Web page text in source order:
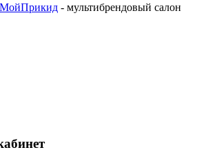
МойПрикид - мультибрендовый салон